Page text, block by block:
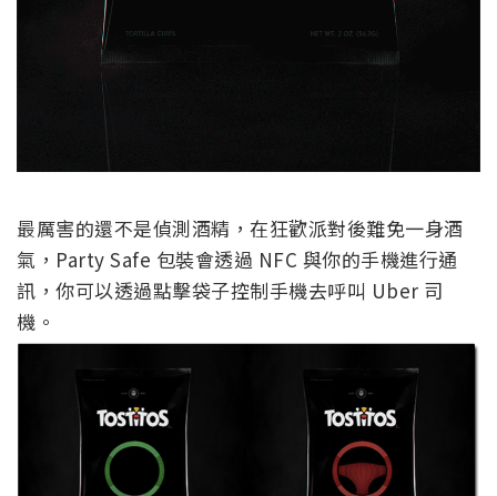
最厲害的還不是偵測酒精，在狂歡派對後難免一身酒
氣，Party Safe 包裝會透過 NFC 與你的手機進行通
訊，你可以透過點擊袋子控制手機去呼叫 Uber 司
機。